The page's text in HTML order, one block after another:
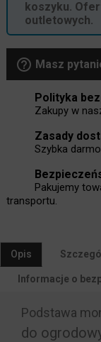
koszyku.
outletowych.
help_outline Masz
Polityka
Zakupy w
Zasady
Szybka
Pakujemy
transportu.
Opis
Informacje o
Podstawa
do